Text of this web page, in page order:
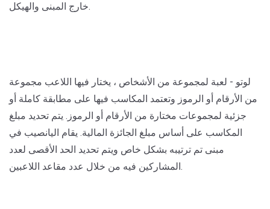
خارج المبنى والهيكل.
لوتو - لعبة لمجموعة من الأشخاص ، يختار فيها اللاعب مجموعة
من الأرقام أو الرموز وتعتمد المكاسب فيها على مطابقة كاملة أو
جزئية لمجموعات مختارة من الأرقام أو الرموز. يتم تحديد مبلغ
المكاسب على أساس مبلغ الجائزة المالية. يقام اليانصيب في
مبنى تم ترتيبه بشكل خاص ويتم تحديد الحد الأقصى لعدد
المشاركين فيه من خلال عدد مقاعد اللاعبين.